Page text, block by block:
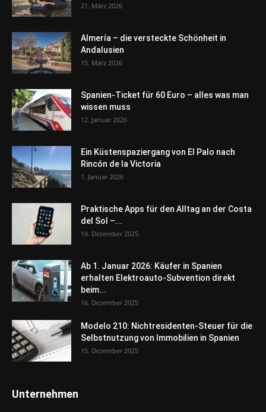
21. März 2026
Almería – die versteckte Schönheit in
Andalusien
15. März 2026
Spanien-Ticket für 60 Euro – alles was man
wissen muss
12. Januar 2026
Ein Küstenspaziergang von El Palo nach
Rincón de la Victoria
1. Januar 2026
Praktische Apps für den Alltag an der Costa
del Sol –...
19. Dezember 2025
Ab 1. Januar 2026: Käufer in Spanien
erhalten Elektroauto-Subvention direkt
beim...
16. Dezember 2025
Modelo 210: Nichtresidenten-Steuer für die
Selbstnutzung von Immobilien in Spanien
15. Dezember 2025
Unternehmen